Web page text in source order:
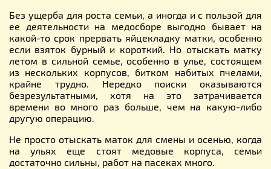
Без ущерба для роста семьи, а иногда и с пользой для
ее деятельности на медосборе выгодно бывает на
какой-то срок прервать яйцекладку матки, особенно
если взяток бурный и короткий. Но отыскать матку
летом в сильной семье, особенно в улье, состоящем
из нескольких корпусов, битком набитых пчелами,
крайне трудно. Нередко поиски оказываются
безрезультатными, хотя на это затрачивается
времени во много раз больше, чем на какую-либо
другую операцию.
Не просто отыскать маток для смены и осенью, когда
на ульях еще стоят медовые корпуса, семьи
достаточно сильны, работ на пасеках много.